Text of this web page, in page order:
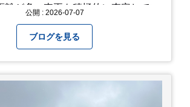
離が多い車両も積極的に査定してい
、豊富な販売ネットワークを活かし
可能です。
公開 : 2026-07-07
ブログを見る